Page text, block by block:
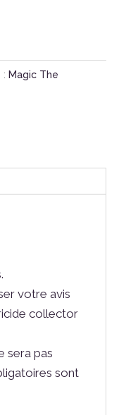
: Magic The
votre avis
collector
sera pas
sont